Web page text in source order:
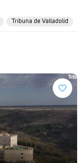
Tribuna de Valladolid